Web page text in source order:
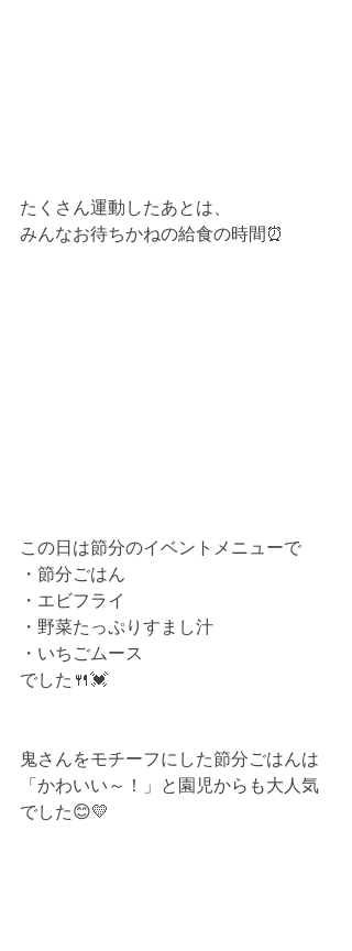
たくさん運動したあとは、
みんなお待ちかねの給食の時間⏰
この日は節分のイベントメニューで
・節分ごはん
・エビフライ
・野菜たっぷりすまし汁
・いちごムース
でした🍴💓
鬼さんをモチーフにした節分ごはんは
「かわいい～！」と園児からも大人気
でした😊💛